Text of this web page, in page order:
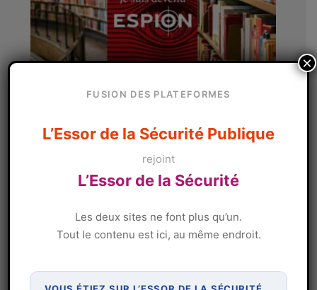
À LA UNE
SEGUIN franck 12 février 2026
FUSION DES PLATEFORMES
L’Essor de la Sécurité Publique
rejoint
L’Essor de la Sécurité
Les deux sites ne font plus qu’un.
Tout le contenu est ici, au même endroit.
×